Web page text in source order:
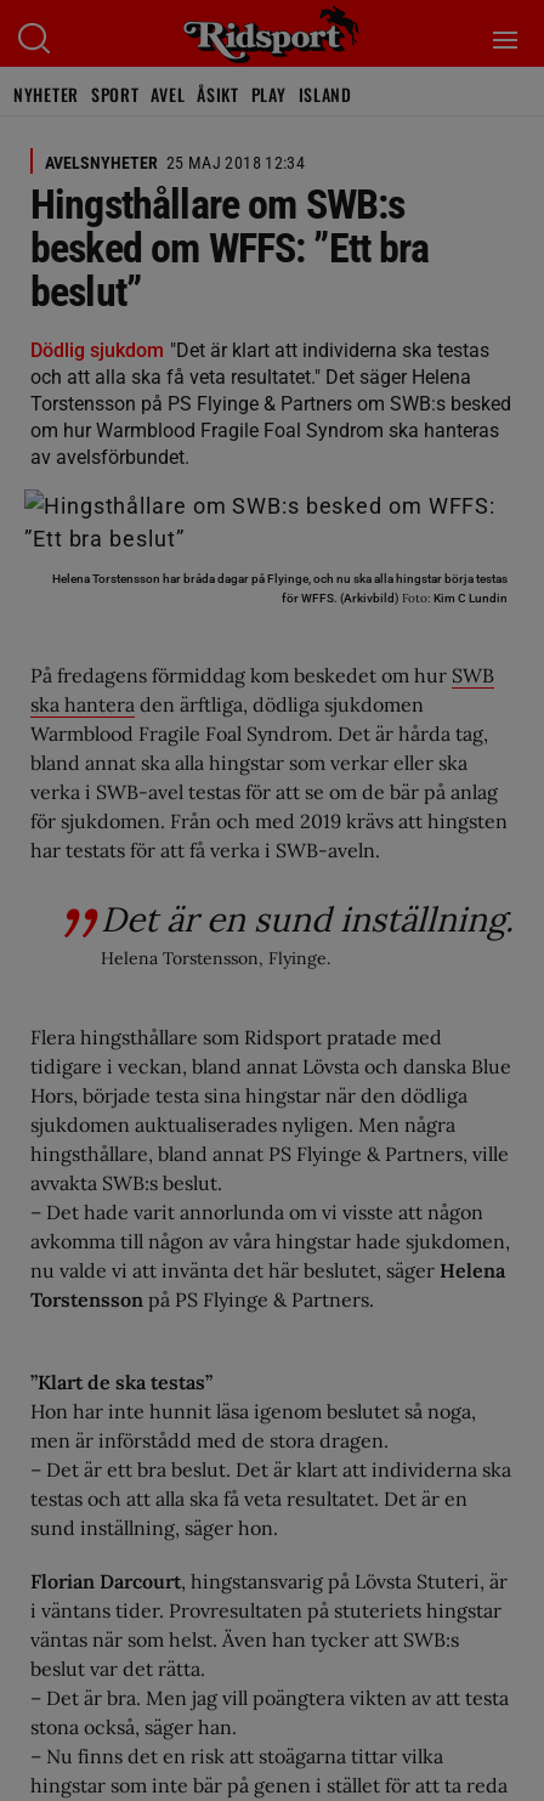
NYHETER SPORT AVEL ÅSIKT PLAY ISLAND
AVELSNYHETER 25 MAJ 2018 12:34
Hingsthållare om SWB:s
besked om WFFS: ”Ett bra
beslut”
Dödlig sjukdom "Det är klart att individerna ska testas
och att alla ska få veta resultatet." Det säger Helena
Torstensson på PS Flyinge & Partners om SWB:s besked
om hur Warmblood Fragile Foal Syndrom ska hanteras
av avelsförbundet.
Helena Torstensson har bråda dagar på Flyinge, och nu ska alla hingstar börja testas
för WFFS. (Arkivbild) Foto: Kim C Lundin
På fredagens förmiddag kom beskedet om hur SWB
ska hantera den ärftliga, dödliga sjukdomen
Warmblood Fragile Foal Syndrom. Det är hårda tag,
bland annat ska alla hingstar som verkar eller ska
verka i SWB-avel testas för att se om de bär på anlag
för sjukdomen. Från och med 2019 krävs att hingsten
har testats för att få verka i SWB-aveln.
Det är en sund inställning.
Helena Torstensson, Flyinge.
Flera hingsthållare som Ridsport pratade med
tidigare i veckan, bland annat Lövsta och danska Blue
Hors, började testa sina hingstar när den dödliga
sjukdomen auktualiserades nyligen. Men några
hingsthållare, bland annat PS Flyinge & Partners, ville
avvakta SWB:s beslut.
– Det hade varit annorlunda om vi visste att någon
avkomma till någon av våra hingstar hade sjukdomen,
nu valde vi att invänta det här beslutet, säger Helena
Torstensson på PS Flyinge & Partners.
”Klart de ska testas”
Hon har inte hunnit läsa igenom beslutet så noga,
men är införstådd med de stora dragen.
– Det är ett bra beslut. Det är klart att individerna ska
testas och att alla ska få veta resultatet. Det är en
sund inställning, säger hon.
Florian Darcourt, hingstansvarig på Lövsta Stuteri, är
i väntans tider. Provresultaten på stuteriets hingstar
väntas när som helst. Även han tycker att SWB:s
beslut var det rätta.
– Det är bra. Men jag vill poängtera vikten av att testa
stona också, säger han.
– Nu finns det en risk att stoägarna tittar vilka
hingstar som inte bär på genen i stället för att ta reda